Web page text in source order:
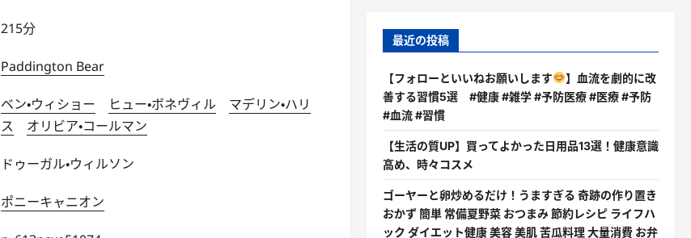
215分
Paddington Bear
ベン・ウィショー ヒュー・ボネヴィル
マデリン・ハリ
ス
オリビア・コールマン
ドゥーガル・ウィルソン
ポニーキャニオン
最近の投稿
【フォローといいねお願いします
】血流を劇的に改
善する習慣5選 #健康 #雑学 #予防医療 #医療 #予防
#血流 #習慣
【生活の質UP】買ってよかった日用品13選！健康意識
高め、時々コスメ
ゴーヤーと卵炒めるだけ！うますぎる 奇跡の作り置き
おかず 簡単 常備夏野菜 おつまみ 節約レシピ ライフハ
ック ダイエット健康 美容 美肌 苦瓜料理 大量消費 お弁